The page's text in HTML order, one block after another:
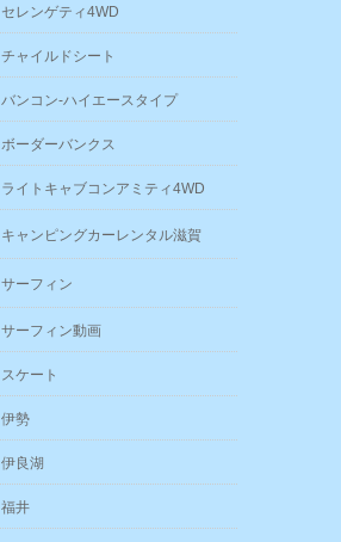
セレンゲティ4WD
チャイルドシート
バンコン-ハイエースタイプ
ボーダーバンクス
ライトキャブコンアミティ4WD
キャンピングカーレンタル滋賀
サーフィン
サーフィン動画
スケート
伊勢
伊良湖
福井